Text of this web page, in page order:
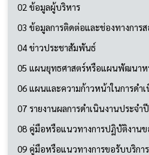
02 ข้อมูลผู้บริหาร
03 ข้อมูลการติดต่อและช่องทางการ
04 ข่าวประชาสัมพันธ์
05 แผนยุทธศาสตร์หรือแผนพัฒนาห
06 แผนและความก้าวหน้าในการดำ
07 รายงานผลการดำเนินงานประจำ
08 คู่มือหรือแนวทางการปฏิบัติงานข
09 คู่มือหรือแนวทางการขอรับบริก